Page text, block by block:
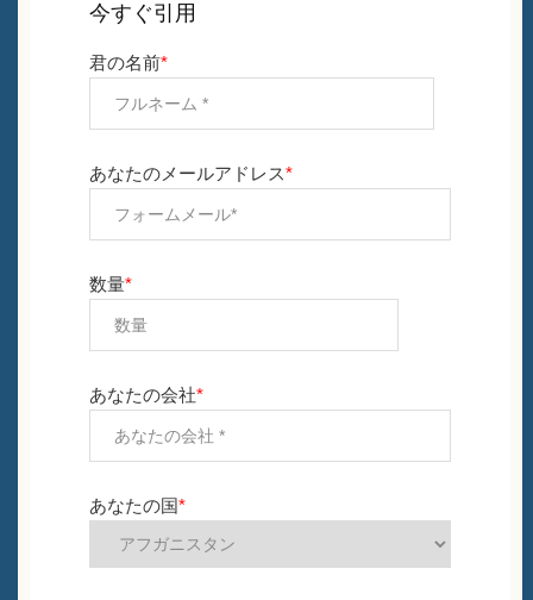
今すぐ引用
君の名前*
あなたのメールアドレス*
数量*
あなたの会社*
あなたの国*